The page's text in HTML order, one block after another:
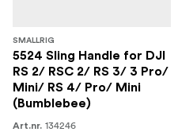
SMALLRIG
5524 Sling Handle for DJI
RS 2/ RSC 2/ RS 3/ 3 Pro/
Mini/ RS 4/ Pro/ Mini
(Bumblebee)
Art.nr. 134246